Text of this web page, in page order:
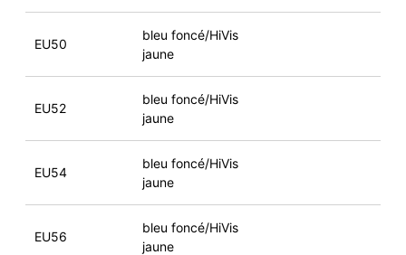
EU50
bleu foncé/HiVis
jaune
EU52
bleu foncé/HiVis
jaune
EU54
bleu foncé/HiVis
jaune
EU56
bleu foncé/HiVis
jaune